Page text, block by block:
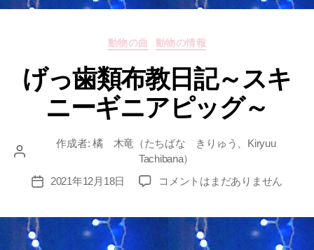
カ
ゴ
リ
ー
動物の曲 動物の情報
げっ歯類布教日記～スキ
ニーギニアピッグ～
投
作成者:橘 木竜（たちばな きりゅう、Kiryuu
Tachibana）
投
2021年12月18日
げ
類
コメントはまだありません